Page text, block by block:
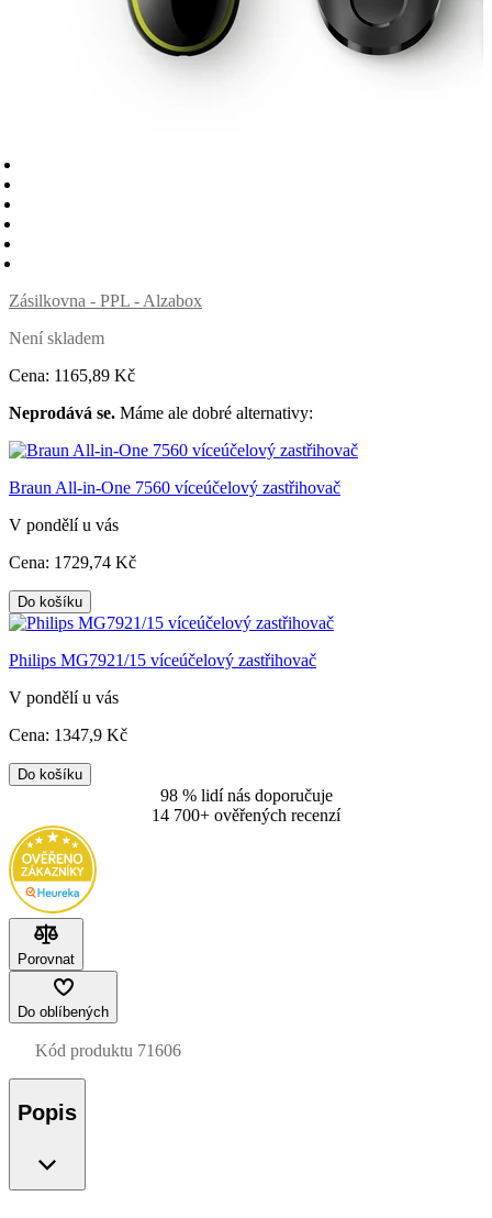
Zásilkovna - PPL - Alzabox
Není skladem
Cena: 1165,89 Kč
Neprodává se. Máme ale dobré alternativy:
Braun All-in-One 7560 víceúčelový zastřihovač
V pondělí u vás
Cena: 1729,74 Kč
Do košíku
Philips MG7921/15 víceúčelový zastřihovač
V pondělí u vás
Cena: 1347,9 Kč
Do košíku
98 % lidí nás doporučuje
14 700+ ověřených recenzí
Porovnat
Do oblíbených
Kód produktu 71606
Popis